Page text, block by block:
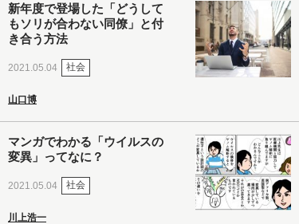
新年度で登場した「どうして
もソリが合わない同僚」と付
き合う方法
2021.05.04 社会
山口博
マンガでわかる「ウイルスの
変異」ってなに？
2021.05.04 社会
川上浩一